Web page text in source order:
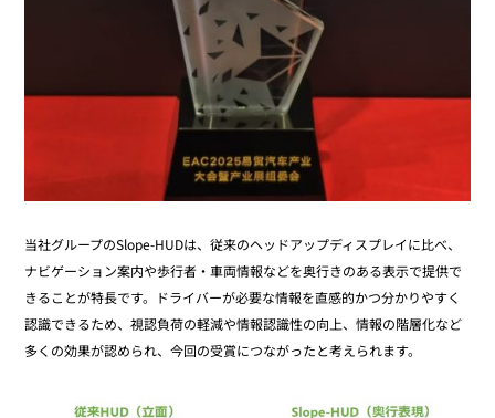
当社グループのSlope-HUDは、従来のヘッドアップディスプレイに比べ、
ナビゲーション案内や歩行者・車両情報などを奥行きのある表示で提供で
きることが特長です。ドライバーが必要な情報を直感的かつ分かりやすく
認識できるため、視認負荷の軽減や情報認識性の向上、情報の階層化など
多くの効果が認められ、今回の受賞につながったと考えられます。